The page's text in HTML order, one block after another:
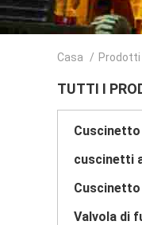
Casa / Prodotti
TUTTI I
Valvola di